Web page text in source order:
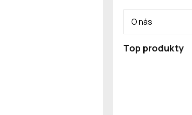
O nás
Top produkty